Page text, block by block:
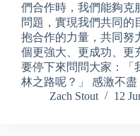
們合作時，我們能夠克
問題，實現我們共同的
抱合作的力量，共同努
個更強大、更成功、更
要停下來問問大家：「
林之路呢？」 感激不盡
Zach Stout
12